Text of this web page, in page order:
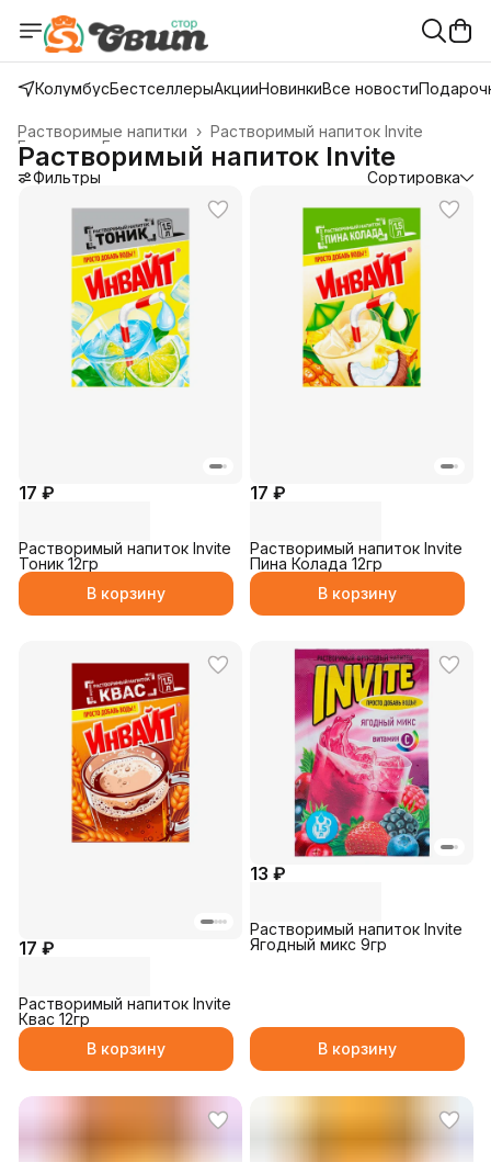
КолумбусБестселлерыАкцииНовинкиВсе новости
Растворимый напиток Invite
Растворимые напитки ›
Газированные напитки
Главная
Растворимый напиток Invite
Фильтры Сортировка
17 ₽
Растворимый напиток Invite
Тоник 12гр
В корзину
17 ₽
Растворимый напиток Invite
Пина Колада 12гр
В корзину
17 ₽
Растворимый напиток Invite
Квас 12гр
В корзину
13 ₽
Растворимый напиток Invite
Ягодный микс 9гр
В корзину